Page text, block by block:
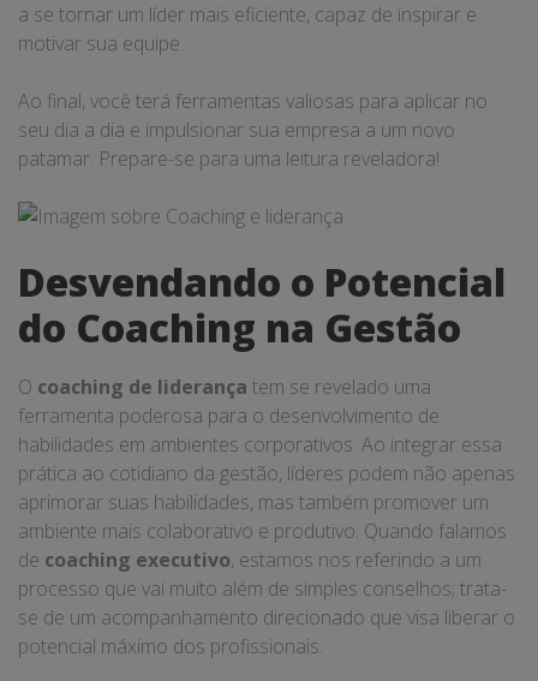
a se tornar um líder mais eficiente, capaz de inspirar e
motivar sua equipe.
Ao final, você terá ferramentas valiosas para aplicar no
seu dia a dia e impulsionar sua empresa a um novo
patamar. Prepare-se para uma leitura reveladora!
Desvendando o Potencial
do Coaching na Gestão
O coaching de liderança tem se revelado uma
ferramenta poderosa para o desenvolvimento de
habilidades em ambientes corporativos. Ao integrar essa
prática ao cotidiano da gestão, líderes podem não apenas
aprimorar suas habilidades, mas também promover um
ambiente mais colaborativo e produtivo. Quando falamos
de coaching executivo, estamos nos referindo a um
processo que vai muito além de simples conselhos; trata-
se de um acompanhamento direcionado que visa liberar o
potencial máximo dos profissionais.